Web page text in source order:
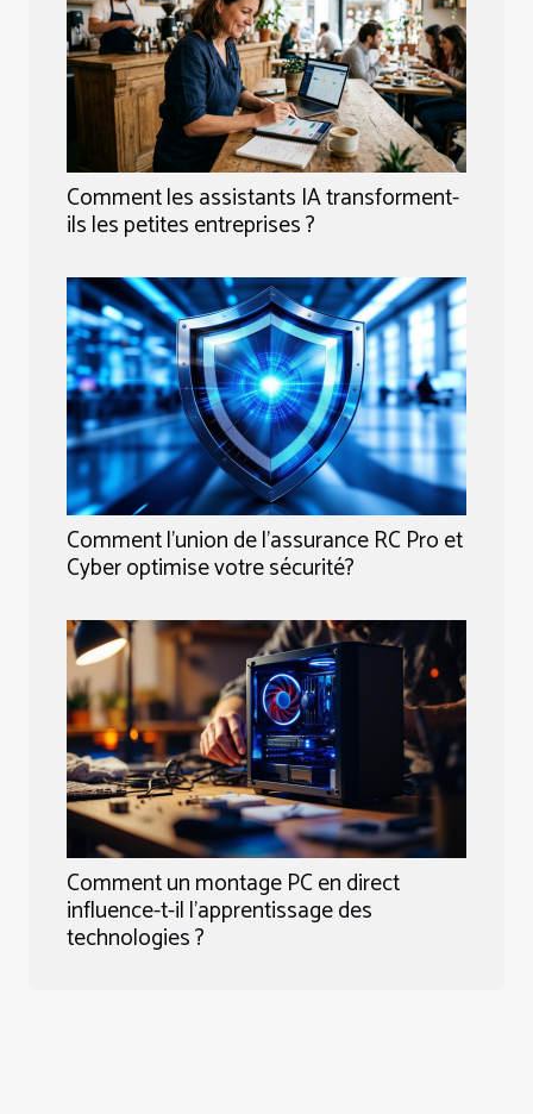
Comment les assistants IA transforment-
ils les petites entreprises ?
Comment l'union de l'assurance RC Pro et
Cyber optimise votre sécurité?
Comment un montage PC en direct
influence-t-il l'apprentissage des
technologies ?